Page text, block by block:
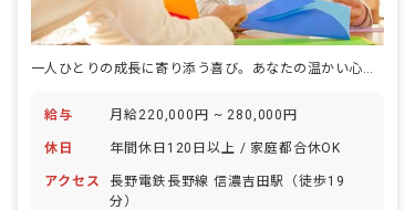
給与 月給220,000円 ~ 280,000円
休日 年間休日120日以上 / 家庭都合休OK
アクセス
長野電鉄長野線 信濃吉田駅（徒歩19
分）